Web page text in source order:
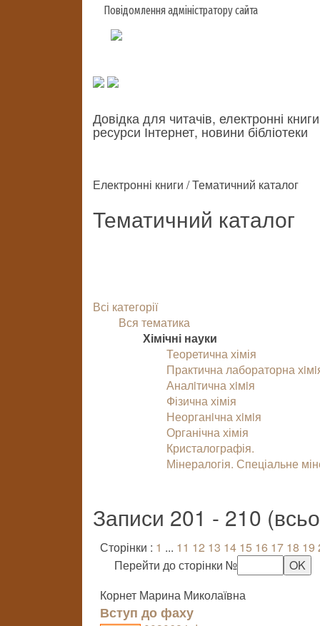
Повідомлення адміністратору сайта
Довідка для читачів, електронні
ресурси Інтернет, новини бібліотеки
Електронні книги / Тематичний каталог
Тематичний каталог
Всі категорії
Вся тематика
Хімічні науки
Теоретична хімія
Практична лабораторна
Аналiтична хiмiя
Фізична хімія
Неорганiчна хiмiя
Органічна хімія
Кристалографія.
Мінералогія. Спеціальне
Записи 201 - 210
Сторінки : 1 ... 11 12 13 14 15 16 17 18 19
Перейти до сторінки №
Корнет Марина Миколаївна
Вступ до фаху